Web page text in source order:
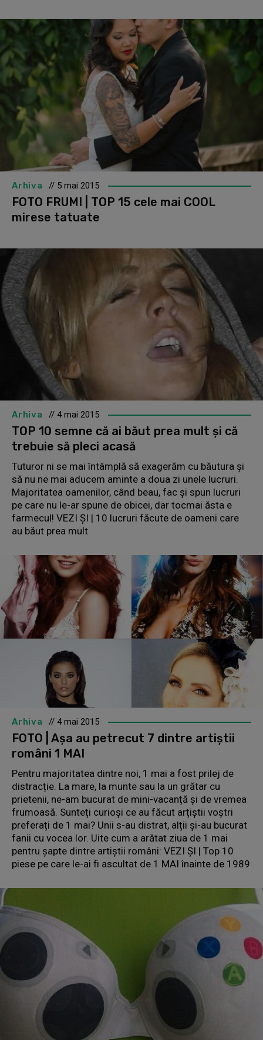
Arhiva // 5 mai 2015
FOTO FRUMI | TOP 15 cele mai COOL
mirese tatuate
Arhiva // 4 mai 2015
TOP 10 semne că ai băut prea mult și că
trebuie să pleci acasă
Tuturor ni se mai întâmplă să exagerăm cu băutura și
să nu ne mai aducem aminte a doua zi unele lucruri.
Majoritatea oamenilor, când beau, fac și spun lucruri
pe care nu le-ar spune de obicei, dar tocmai ăsta e
farmecul! VEZI ȘI | 10 lucruri făcute de oameni care
au băut prea mult
Arhiva // 4 mai 2015
FOTO | Așa au petrecut 7 dintre artiștii
români 1 MAI
Pentru majoritatea dintre noi, 1 mai a fost prilej de
distracție. La mare, la munte sau la un grătar cu
prietenii, ne-am bucurat de mini-vacanță și de vremea
frumoasă. Sunteți curioși ce au făcut arțiștii voștri
preferați de 1 mai? Unii s-au distrat, alții și-au bucurat
fanii cu vocea lor. Uite cum a arătat ziua de 1 mai
pentru șapte dintre artiștii români: VEZI ȘI | Top 10
piese pe care le-ai fi ascultat de 1 MAI înainte de 1989